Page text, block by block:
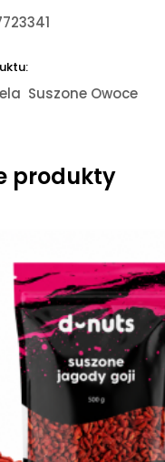
Suszone Owoce
produkty